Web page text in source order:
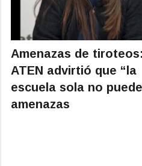
Amenazas de tiroteos:
ATEN advirtió que “la
escuela sola no
amenazas